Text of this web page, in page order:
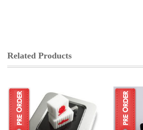
Related Products